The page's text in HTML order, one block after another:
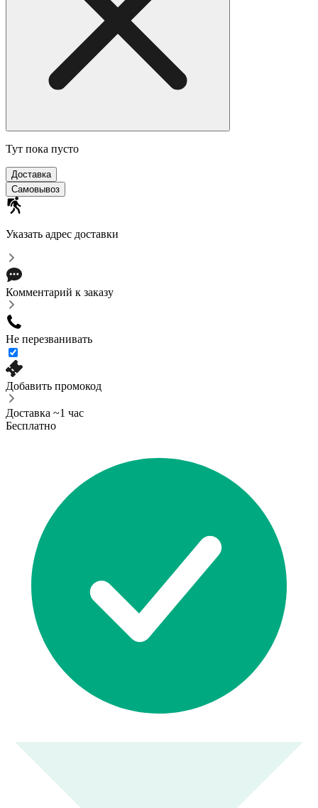
Тут пока пусто
Доставка
Самовывоз
Указать адрес доставки
Комментарий к заказу
Не перезванивать
Добавить промокод
Доставка ~1 час
Бесплатно